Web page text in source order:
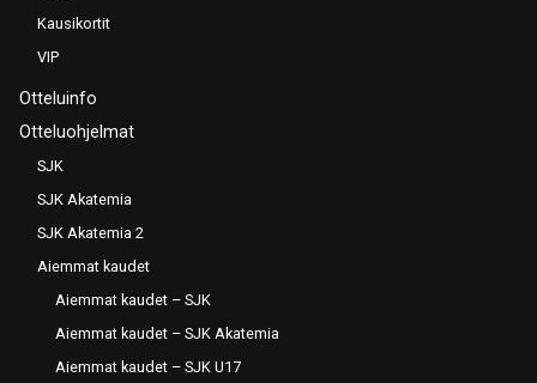
Kausikortit
VIP
Otteluinfo
Otteluohjelmat
SJK
SJK Akatemia
SJK Akatemia 2
Aiemmat kaudet
Aiemmat kaudet – SJK
Aiemmat kaudet – SJK Akatemia
Aiemmat kaudet – SJK U17